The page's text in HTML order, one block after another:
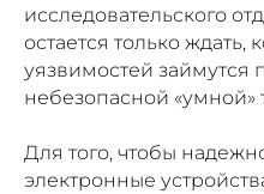
исследовательского
остается только
уязвимостей займутся
небезопасной «умной»
Для того, чтобы
электронные